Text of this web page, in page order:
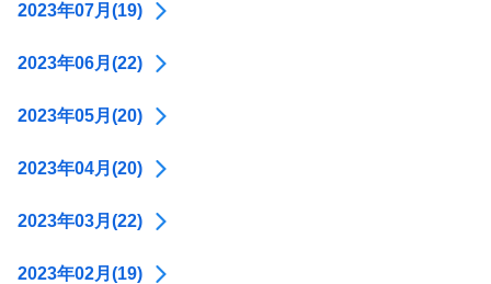
2023年07月(19)
2023年06月(22)
2023年05月(20)
2023年04月(20)
2023年03月(22)
2023年02月(19)